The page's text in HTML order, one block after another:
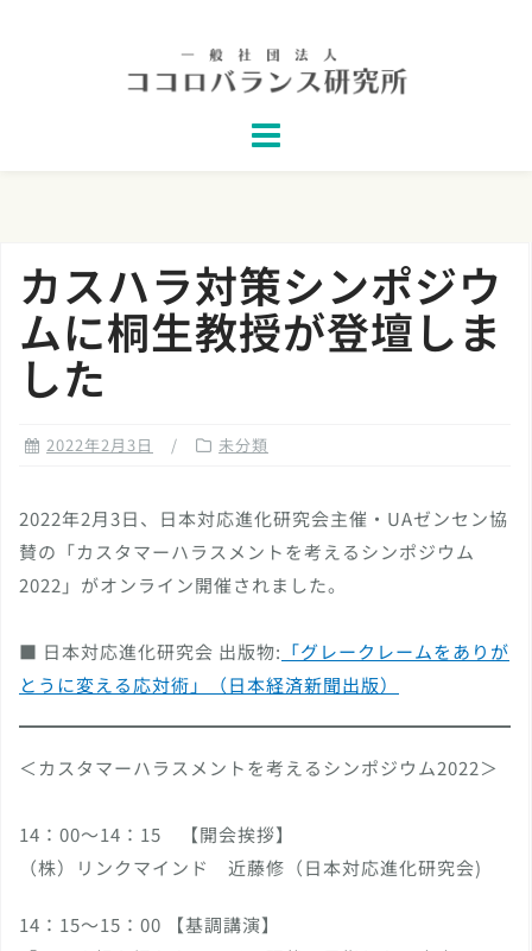
カスハラ対策シンポジウ
ムに桐生教授が登壇しま
した
2022年2月3日 未分類
2022年2月3日、日本対応進化研究会主催・UAゼンセン協
賛の「カスタマーハラスメントを考えるシンポジウム
2022」がオンライン開催されました。
■ 日本対応進化研究会 出版物: 「グレークレームをありが
とうに変える応対術」（日本経済新聞出版）
＜カスタマーハラスメントを考えるシンポジウム2022＞
14：00～14：15 【開会挨拶】
（株）リンクマインド 近藤修（日本対応進化研究会)
14：15〜15：00 【基調講演】